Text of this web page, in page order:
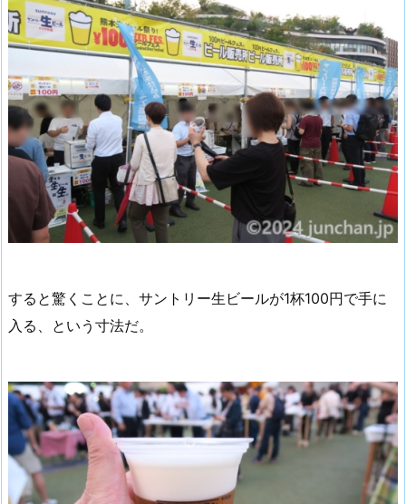
すると驚くことに、サントリー生ビールが1杯100円で手に
入る、という寸法だ。